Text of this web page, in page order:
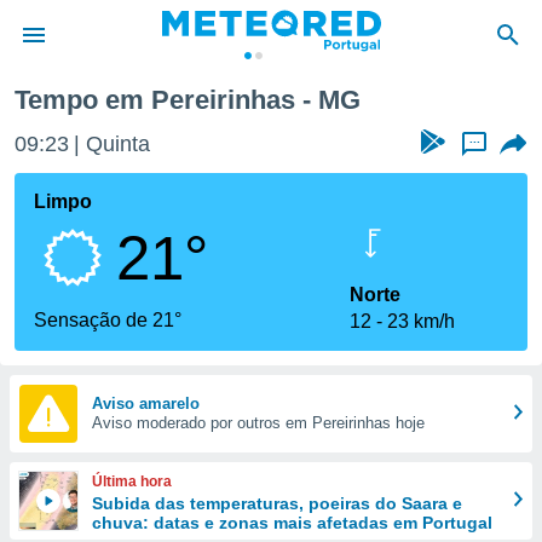
da
foi
fornecidas
a este
das
e
forma
digital
Tempo em Pereirinhas - MG
09:23 Quinta ...
Limpo
21°
Sensação de 21°
Norte
12
23 km/h
Aviso amarelo
Aviso moderado por outros em Pereirinhas hoje
Última hora
Subida das temperaturas, poeiras do Saara e
chuva: datas e zonas mais afetadas em Portugal